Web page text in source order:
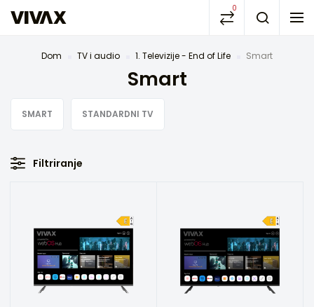
0
Dom TV i audio 1. Televizije - End of Life Smart
Smart
SMART STANDARDNI TV
Filtriranje